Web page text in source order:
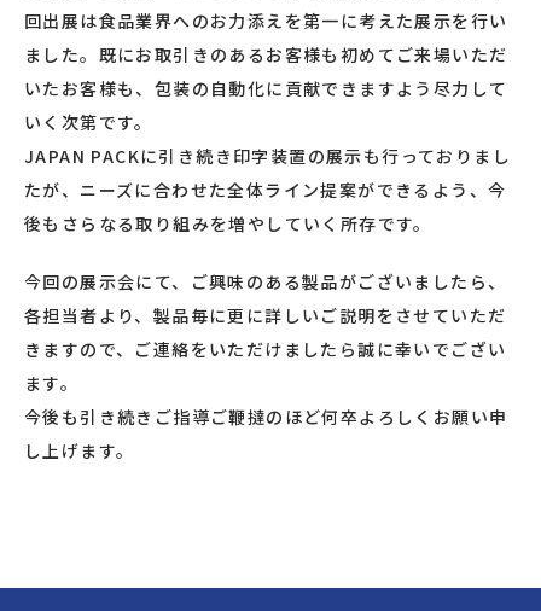
回出展は食品業界へのお力添えを第一に考えた展示を行い
ました。既にお取引きのあるお客様も初めてご来場いただ
いたお客様も、包装の自動化に貢献できますよう尽力して
いく次第です。
JAPAN PACKに引き続き印字装置の展示も行っておりまし
たが、ニーズに合わせた全体ライン提案ができるよう、今
後もさらなる取り組みを増やしていく所存です。
今回の展示会にて、ご興味のある製品がございましたら、
各担当者より、製品毎に更に詳しいご説明をさせていただ
きますので、ご連絡をいただけましたら誠に幸いでござい
ます。
今後も引き続きご指導ご鞭撻のほど何卒よろしくお願い申
し上げます。